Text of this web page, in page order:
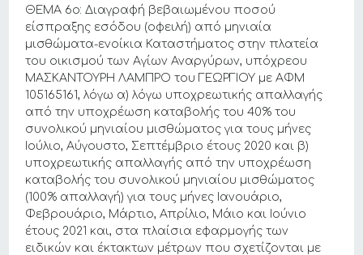
ΘΕΜΑ 6ο: Διαγραφή βεβαιωμένου ποσού
είσπραξης εσόδου (οφειλή) από μηνιαία
μισθώματα-ενοίκια Καταστήματος στην πλατεία
του οικισμού των Αγίων Αναργύρων, υπόχρεου
ΜΑΣΚΑΝΤΟΥΡΗ ΛΑΜΠΡΟ του ΓΕΩΡΓΙΟΥ με ΑΦΜ
105165161, λόγω α) λόγω υποχρεωτικής απαλλαγής
από την υποχρέωση καταβολής του 40% του
συνολικού μηνιαίου μισθώματος για τους μήνες
Ιούλιο, Αύγουστο, Σεπτέμβριο έτους 2020 και β)
υποχρεωτικής απαλλαγής από την υποχρέωση
καταβολής του συνολικού μηνιαίου μισθώματος
(100% απαλλαγή) για τους μήνες Ιανουάριο,
Φεβρουάριο, Μάρτιο, Απρίλιο, Μάιο και Ιούνιο
έτους 2021 και, στα πλαίσια εφαρμογής των
ειδικών και έκτακτων μέτρων που σχετίζονται με